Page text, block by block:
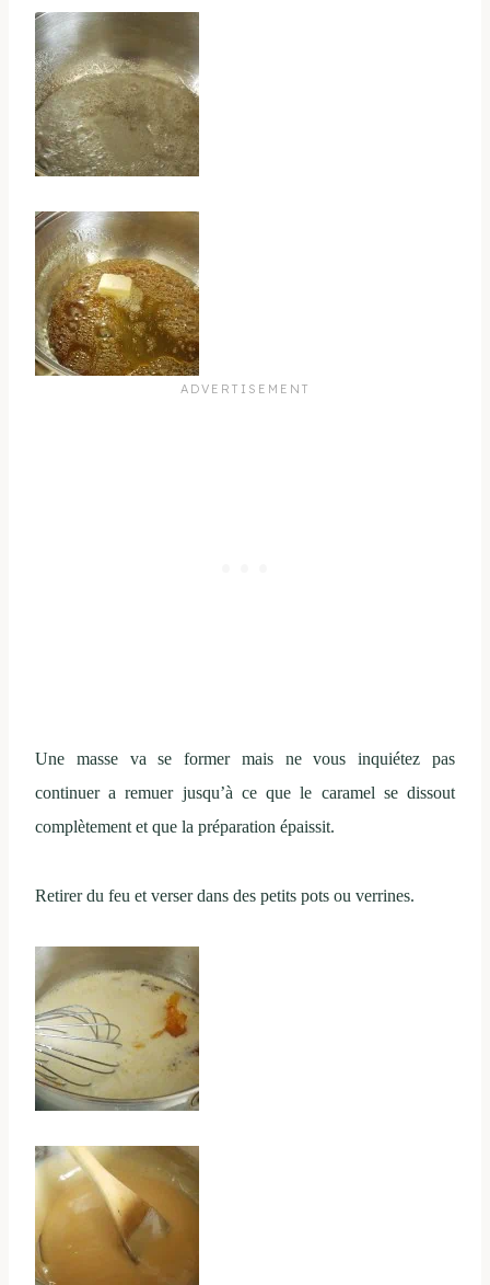
Une masse va se former mais ne vous inquiétez pas
continuer a remuer jusqu’à ce que le caramel se dissout
complètement et que la préparation épaissit.
Retirer du feu et verser dans des petits pots ou verrines.